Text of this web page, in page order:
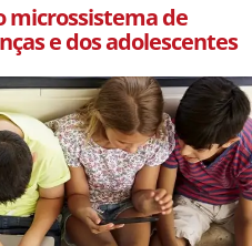
microssistema de
e dos adolescentes